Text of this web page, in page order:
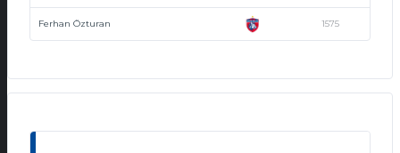
Ferhan Özturan 1575